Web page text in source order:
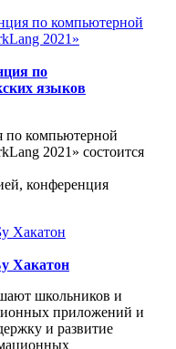
по
языков
компьютерной
2021» состоится
конференция
Хакатон
школьников и
приложений и
и развитие